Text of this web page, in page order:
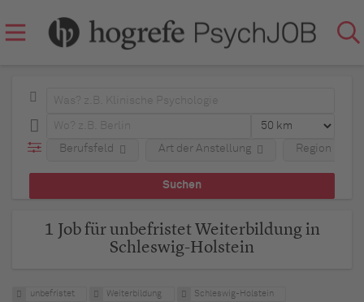
Berufsfeld Art der Anstellung Region
1 Job für unbefristet Weiterbildung in
Schleswig-Holstein
unbefristet Weiterbildung Schleswig-Holstein